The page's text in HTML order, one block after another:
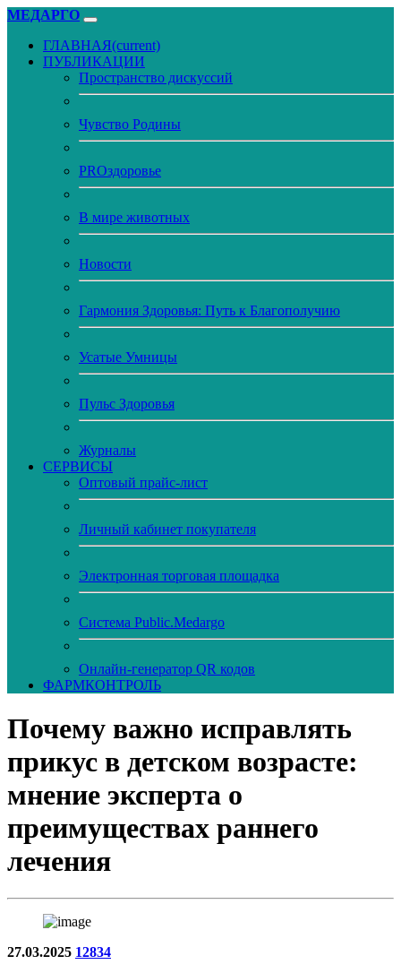
МЕДАРГО
ГЛАВНАЯ(current)
ПУБЛИКАЦИИ
Пространство дискуссий
Чувство Родины
PROздоровье
В мире животных
Новости
Гармония Здоровья: Путь к Благополучию
Усатые Умницы
Пульс Здоровья
Журналы
CЕРВИСЫ
Оптовый прайс-лист
Личный кабинет покупателя
Электронная торговая площадка
Система Public.Medargo
Онлайн-генератор QR кодов
ФАРМКОНТРОЛЬ
Почему важно исправлять
прикус в детском возрасте:
мнение эксперта о
преимуществах раннего
лечения
27.03.2025 12834